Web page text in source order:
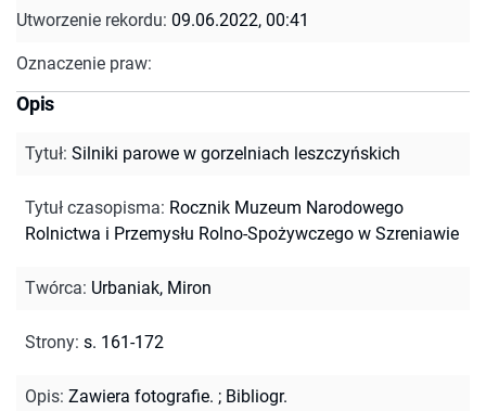
Utworzenie rekordu: 09.06.2022, 00:41
Oznaczenie praw:
Opis
Tytuł: Silniki parowe w gorzelniach leszczyńskich
Tytuł czasopisma: Rocznik Muzeum Narodowego
Rolnictwa i Przemysłu Rolno-Spożywczego w Szreniawie
Twórca: Urbaniak, Miron
Strony: s. 161-172
Opis: Zawiera fotografie. ; Bibliogr.